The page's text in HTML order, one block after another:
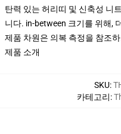
탄력 있는 허리띠 및 신축성 니
니다. in-between 크기를 위해,
제품 차원은 의복 측정을 참조
제품 소개
SKU:
카테고리: